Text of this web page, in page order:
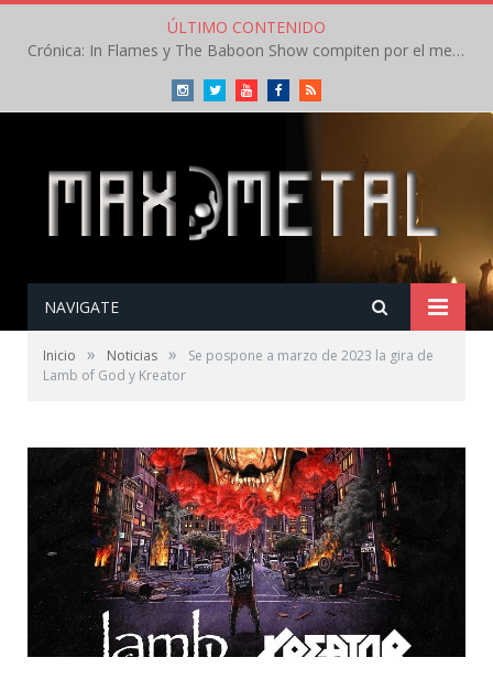
ÚLTIMO CONTENIDO
Crónica: In Flames y The Baboon Show compiten por el mejor concierto del día en el Leyendas del Rock – Viernes – Agosto 2026
InstagramTwitterYoutubeFacebookRSS
NAVIGATE
Inicio » Noticias »
Se pospone a marzo de 2023 la gira de
Lamb of God y Kreator